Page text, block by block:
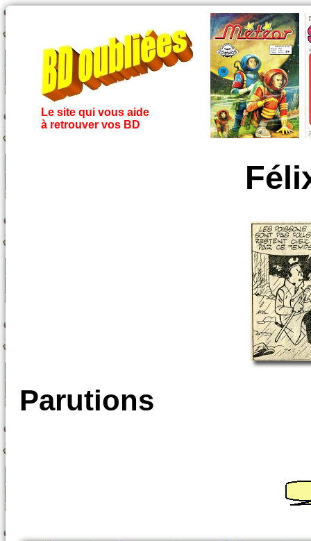
Le site qui vous aide
à retrouver vos BD
Parutions